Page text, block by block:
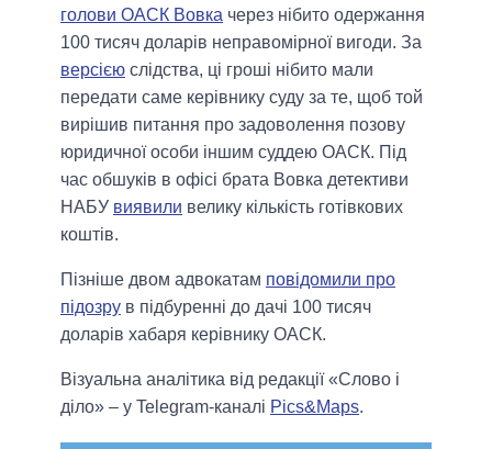
голови ОАСК Вовка через нібито одержання
100 тисяч доларів неправомірної вигоди. За
версією слідства, ці гроші нібито мали
передати саме керівнику суду за те, щоб той
вирішив питання про задоволення позову
юридичної особи іншим суддею ОАСК. Під
час обшуків в офісі брата Вовка детективи
НАБУ виявили велику кількість готівкових
коштів.
Пізніше двом адвокатам повідомили про
підозру в підбуренні до дачі 100 тисяч
доларів хабаря керівнику ОАСК.
Візуальна аналітика від редакції «Слово і
діло» – у Telegram-каналі Pics&Maps.